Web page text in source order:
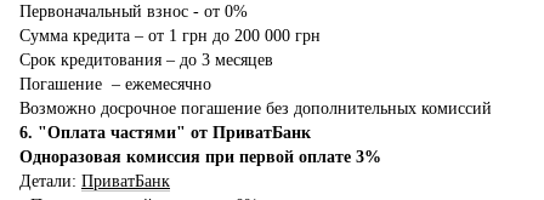
Первоначальный взнос - от 0%
Сумма кредита – от 1 грн до 200 000 грн
Срок кредитования – до 3 месяцев
Погашение – ежемесячно
Возможно досрочное погашение без дополнительных комиссий
6. "Оплата частями" от ПриватБанк
Одноразовая комиссия при первой оплате 3%
Детали: ПриватБанк